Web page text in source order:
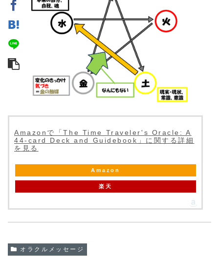
Amazonで「The Time Traveler's Oracle: A
44-card Deck and Guidebook」に関する詳細
を見る
Amazon
楽天
オラクルメッセージ